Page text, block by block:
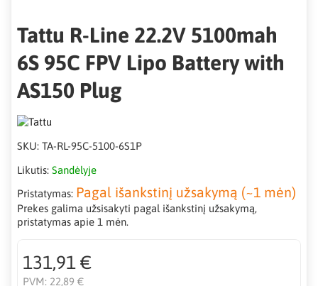
Tattu R-Line 22.2V 5100mah
6S 95C FPV Lipo Battery with
AS150 Plug
SKU: TA-RL-95C-5100-6S1P
Likutis: Sandėlyje
Pristatymas: Pagal išankstinį užsakymą (~1 mėn)
Prekes galima užsisakyti pagal išankstinį užsakymą,
pristatymas apie 1 mėn.
131,91 €
PVM: 22,89 €